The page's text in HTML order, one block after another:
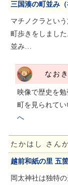
三国湊の町並み（
マチノクラとい
町歩きをしまし
並み…
なお
映像で歴史を
町を見られて
へ
たかはし さん
越前和紙の里 五
岡太神社は独特